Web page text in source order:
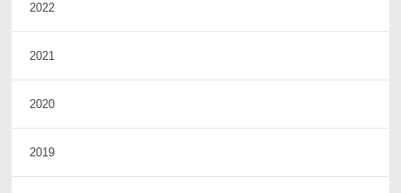
2022
2021
2020
2019